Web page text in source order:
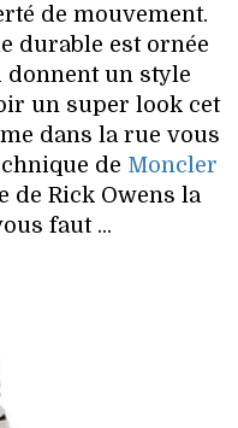
de mouvement.
durable est ornée
donnent un style
un super look cet
dans la rue vous
de Moncler
de Rick Owens la
faut ...